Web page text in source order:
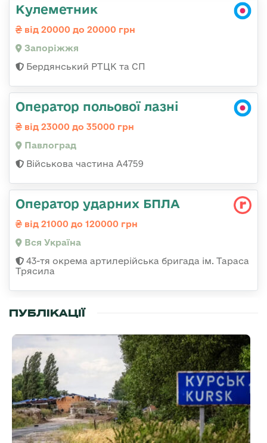
Кулеметник
від 20000 до 20000 грн
Запоріжжя
Бердянський РТЦК та СП
Оператор польової лазні
від 23000 до 35000 грн
Павлоград
Військова частина А4759
Оператор ударних БПЛА
від 21000 до 120000 грн
Вся Україна
43-тя окрема артилерійська бригада ім. Тараса
Трясила
ПУБЛІКАЦІЇ